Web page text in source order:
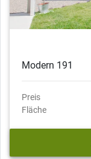
Modern 191
Preis
Fläche